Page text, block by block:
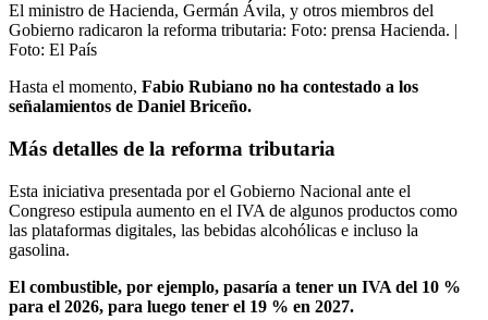
El ministro de Hacienda, Germán Ávila, y otros miembros del
Gobierno radicaron la reforma tributaria: Foto: prensa Hacienda. |
Foto: El País
Hasta el momento, Fabio Rubiano no ha contestado a los
señalamientos de Daniel Briceño.
Más detalles de la reforma tributaria
Esta iniciativa presentada por el Gobierno Nacional ante el
Congreso estipula aumento en el IVA de algunos productos como
las plataformas digitales, las bebidas alcohólicas e incluso la
gasolina.
El combustible, por ejemplo, pasaría a tener un IVA del 10 %
para el 2026, para luego tener el 19 % en 2027.